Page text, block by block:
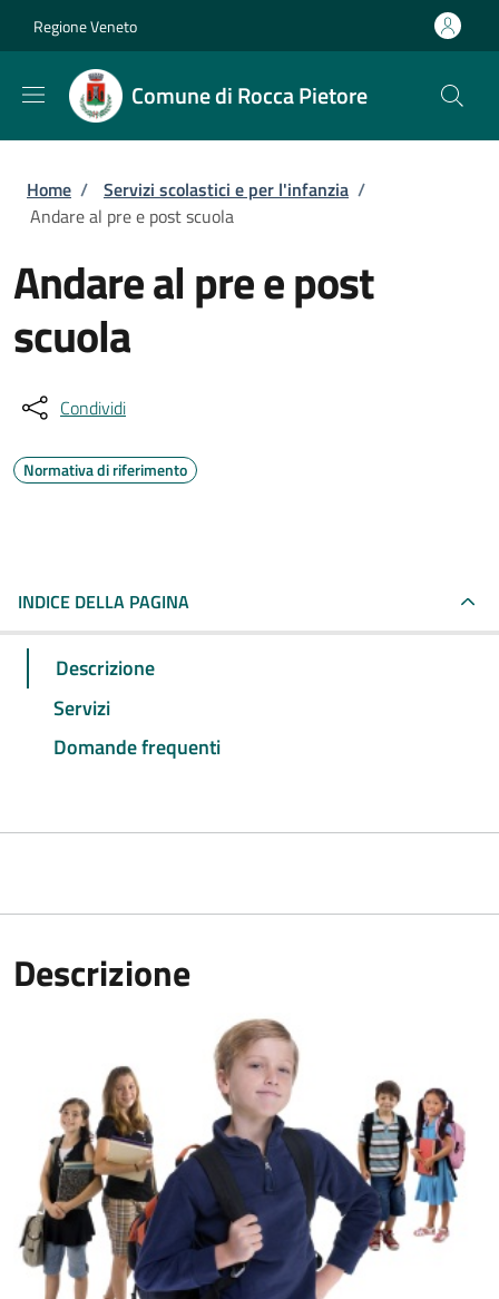
Regione Veneto
Comune di Rocca Pietore
Briciole di pane
Home / Servizi scolastici e per l'infanzia /
Andare al pre e post scuola
Andare al pre e post
scuola
Condividi
Normativa di riferimento
INDICE DELLA PAGINA
Descrizione
Servizi
Domande frequenti
Descrizione